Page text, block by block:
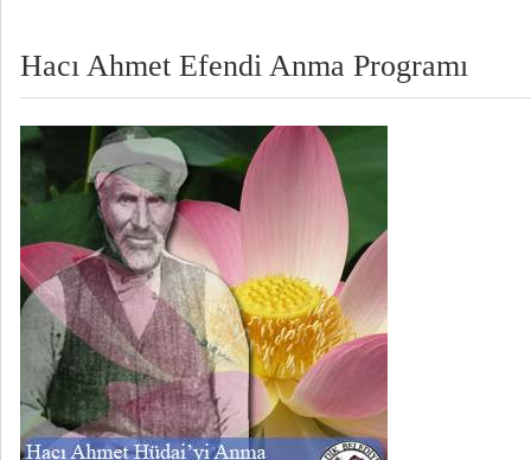
Hacı Ahmet Efendi Anma Programı